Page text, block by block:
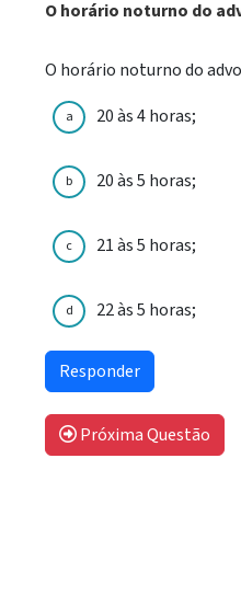
O horário noturno do
O horário noturno do
a 20 às 4 horas;
b 20 às 5 horas;
c 21 às 5 horas;
d 22 às 5 horas;
Próxima Questão